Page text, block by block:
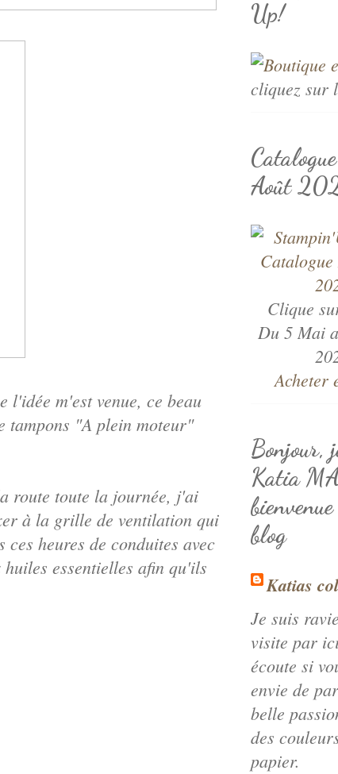
m'est venue, ce beau
tampons "A plein moteur"
route toute la journée, j'ai
à la grille de ventilation qui
heures de conduites avec
essentielles afin qu'ils
Up!
cliquez sur
Août
Clique
Du 5 Mai
Acheter
Bonjour,
Katia
blog
Katias
Je suis
visite par
écoute si
envie de
belle
des
papier.